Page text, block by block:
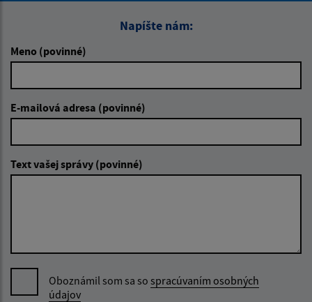
Napíšte nám:
Meno (povinné)
E-mailová adresa (povinné)
Text vašej správy (povinné)
Oboznámil som sa so spracúvaním osobných
údajov